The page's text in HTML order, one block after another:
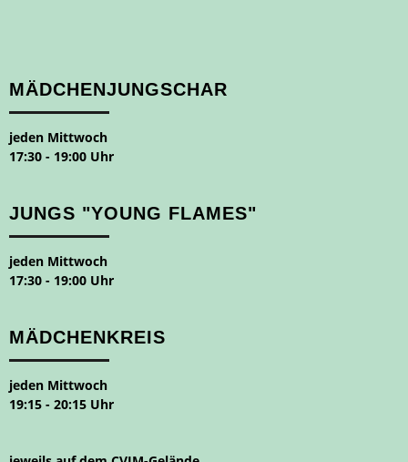
MÄDCHENJUNGSCHAR
jeden Mittwoch
17:30 - 19:00 Uhr
JUNGS "YOUNG FLAMES"
jeden Mittwoch
17:30 - 19:00 Uhr
MÄDCHENKREIS
jeden Mittwoch
19:15 - 20:15 Uhr